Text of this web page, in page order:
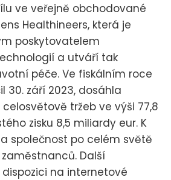
ve veřejně obchodované
Healthineers, která je
poskytovatelem
a utváří tak
péče. Ve fiskálním roce
30. září 2023, dosáhla
tržeb ve výši 77,8
zisku 8,5 miliardy eur. K
společnost po celém světě
Další
na internetové